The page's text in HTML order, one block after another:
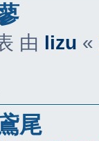
由 lizu «
尾